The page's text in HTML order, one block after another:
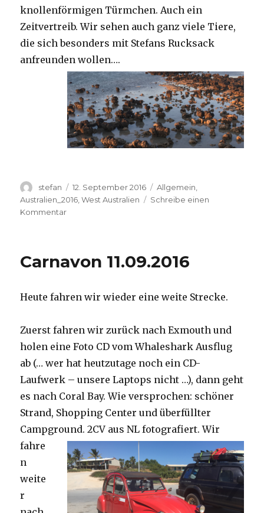
knollenförmigen Türmchen. Auch ein
Zeitvertreib. Wir sehen auch ganz viele Tiere,
die sich besonders mit Stefans Rucksack
anfreunden wollen….
Autor
stefan
Veröffentlicht
am
12. September 2016 Kategorien
Allgemein
Australien_2016 ,West Australien
Schreibe einen
Kommentarzu
Carnavon 11.09.2016
Heute fahren wir wieder eine weite Strecke.
Zuerst fahren wir zurück nach Exmouth und
holen eine Foto CD vom Whaleshark Ausflug
ab (… wer hat heutzutage noch ein CD-
Laufwerk – unsere Laptops nicht …), dann geht
es nach Coral Bay. Wie versprochen: schöner
Strand, Shopping Center und überfüllter
Campground.2CV aus NL fotografiert. Wir
fahre
n
weite
r